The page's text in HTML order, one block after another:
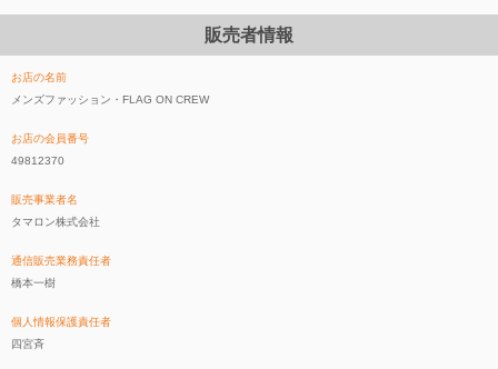
販売者情報
お店の名前
メンズファッション・FLAG ON CREW
お店の会員番号
49812370
販売事業者名
タマロン株式会社
通信販売業務責任者
橋本一樹
個人情報保護責任者
四宮斉